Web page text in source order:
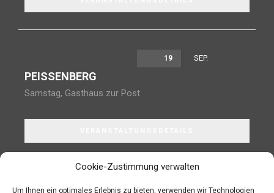
Cookie-Zustimmung verwalten
Um Ihnen ein optimales Erlebnis zu bieten, verwenden wir Technologien
19 SEP.
PEISSENBERG
Samstag, Gasthaus zur Post